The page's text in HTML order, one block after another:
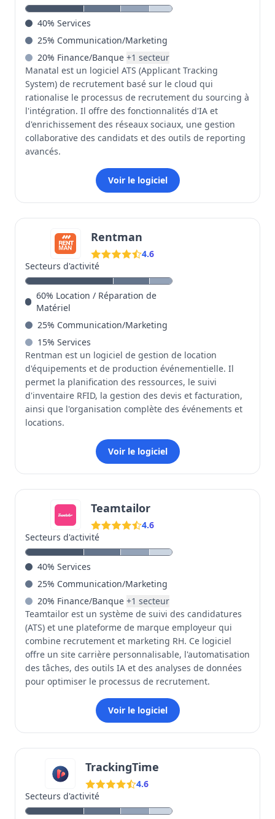
40% Services
25% Communication/Marketing
20% Finance/Banque +1 secteur
Manatal est un logiciel ATS (Applicant Tracking
System) de recrutement basé sur le cloud qui
rationalise le processus de recrutement du sourcing à
l'intégration. Il offre des fonctionnalités d'IA et
d'enrichissement des réseaux sociaux, une gestion
collaborative des candidats et des outils de reporting
avancés.
Voir le logiciel
Rentman
4.6
Secteurs d'activité
60% Location / Réparation de
Matériel
25% Communication/Marketing
15% Services
Rentman est un logiciel de gestion de location
d'équipements et de production événementielle. Il
permet la planification des ressources, le suivi
d'inventaire RFID, la gestion des devis et facturation,
ainsi que l'organisation complète des événements et
locations.
Voir le logiciel
Teamtailor
4.6
Secteurs d'activité
40% Services
25% Communication/Marketing
20% Finance/Banque +1 secteur
Teamtailor est un système de suivi des candidatures
(ATS) et une plateforme de marque employeur qui
combine recrutement et marketing RH. Ce logiciel
offre un site carrière personnalisable, l'automatisation
des tâches, des outils IA et des analyses de données
pour optimiser le processus de recrutement.
Voir le logiciel
TrackingTime
4.6
Secteurs d'activité